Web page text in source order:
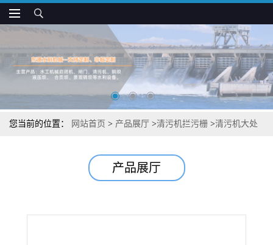
您当前的位置： 网站首页 > 产品展厅 >清污机拦污栅 >清污机大处
产品展厅